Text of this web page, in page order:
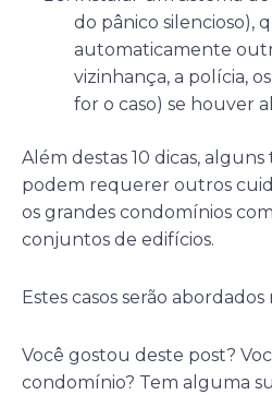
do pânico silencioso),
automaticamente
vizinhança, a polícia,
for o caso) se houver
Além destas 10 dicas,
podem requerer outros
os grandes condomínios
conjuntos de edifícios.
Estes casos serão
Você gostou deste post?
condomínio? Tem alguma